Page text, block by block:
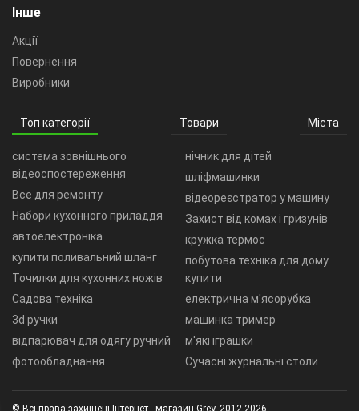
Інше
Акції
Повернення
Виробники
Топ категорії Товари Міста
система зовнішнього
відеоспостереження
Все для ремонту
Набори кухонного приладдя
автоелектроніка
купити поливальний шланг
Точилки для кухонних ножів
Садова техніка
3d ручки
відпарювач для одягу ручний
фотообладнання
нічник для дітей
шліфмашинки
відеореєстратор у машину
Захист від комах і гризунів
кружка термос
побутова техніка для дому
купити
електрична м'ясорубка
машинка тример
м'які іграшки
Сучасні журнальні столи
© Всі права захищені Інтернет - магазин Grey, 2012-2026